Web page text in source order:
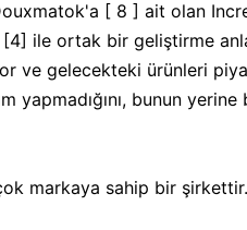
[ 8 ] ait olan
ile ortak bir geliştirme
ve gelecekteki ürünleri
yapmadığını, bunun yerine
markaya sahip bir şirkettir.